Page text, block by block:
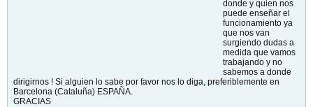
donde y quien nos
puede enseñar el
funcionamiento ya
que nos van
surgiendo dudas a
medida que vamos
trabajando y no
sabemos a donde
dirigirnos ! Si alguien lo sabe por favor nos lo diga, preferiblemente en
Barcelona (Cataluña) ESPAÑA.
GRACIAS